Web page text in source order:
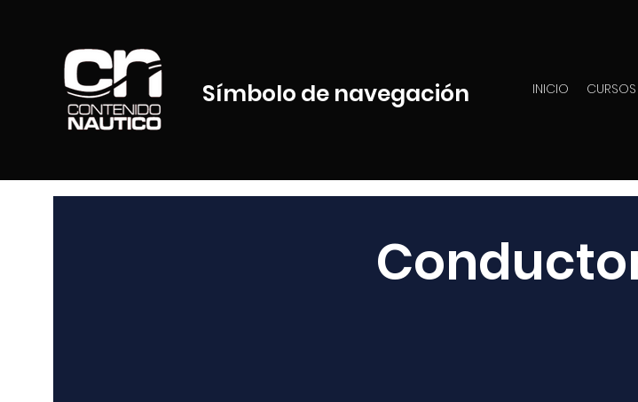
Símbolo de navegación INICIO CURSOS